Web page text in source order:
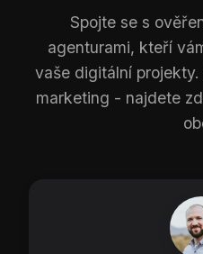
Spojte se s
agenturami, kteří
vaše digitální
marketing - najdete